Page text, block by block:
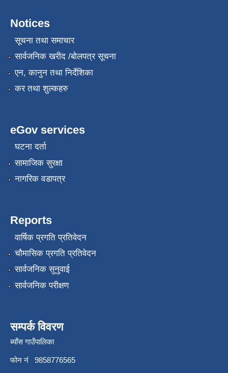
Notices
सूचना तथा समाचार
सार्वजनिक खरीद /बोलपत्र सूचना
एन, कानुन तथा निर्देशिका
कर तथा शुल्कहरु
eGov services
घटना दर्ता
सामाजिक सुरक्षा
नागरिक वडापत्र
Reports
वार्षिक प्रगति प्रतिवेदन
चौमासिक प्रगति प्रतिवेदन
सार्वजनिक सुनुवाई
सार्वजनिक परीक्षण
सम्पर्क विवरण
ब्याँस गाउँपालिका
फोन नं 9858776565